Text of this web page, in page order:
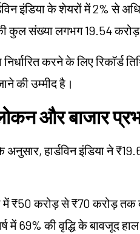
इंडिया के शेयरों में 2% से
कुल संख्या लगभग 19.54
करने के लिए रिकॉर्ड
की उम्मीद है।
और बाजार
अनुसार, हार्डविन इंडिया ने
₹50 करोड़ से ₹70 करोड़ तक
में 69% की वृद्धि के बावजूद